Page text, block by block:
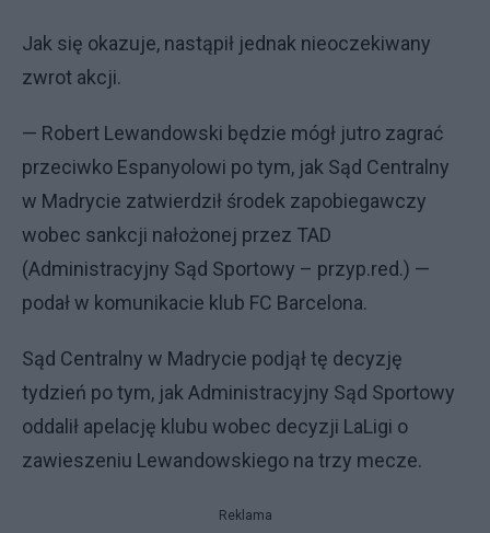
Jak się okazuje, nastąpił jednak nieoczekiwany
zwrot akcji.
— Robert Lewandowski będzie mógł jutro zagrać
przeciwko Espanyolowi po tym, jak Sąd Centralny
w Madrycie zatwierdził środek zapobiegawczy
wobec sankcji nałożonej przez TAD
(Administracyjny Sąd Sportowy – przyp.red.) —
podał w komunikacie klub FC Barcelona.
Sąd Centralny w Madrycie podjął tę decyzję
tydzień po tym, jak Administracyjny Sąd Sportowy
oddalił apelację klubu wobec decyzji LaLigi o
zawieszeniu Lewandowskiego na trzy mecze.
Reklama